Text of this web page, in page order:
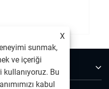
X
sunmak,
ve içeriği
Bu
kabul